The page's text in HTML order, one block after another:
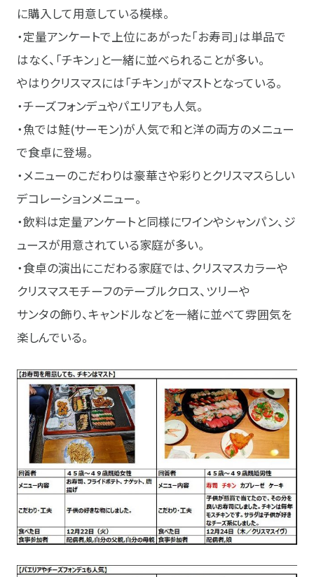
に購入して用意している模様。
・定量アンケートで上位にあがった「お寿司」は単品で
はなく、「チキン」と一緒に並べられることが多い。
やはりクリスマスには「チキン」がマストとなっている。
・チーズフォンデュやパエリアも人気。
・魚では鮭(サーモン)が人気で和と洋の両方のメニュー
で食卓に登場。
・メニューのこだわりは豪華さや彩りとクリスマスらしい
デコレーションメニュー。
・飲料は定量アンケートと同様にワインやシャンパン、ジ
ュースが用意されている家庭が多い。
・食卓の演出にこだわる家庭では、クリスマスカラーや
クリスマスモチーフのテーブルクロス、ツリーや
サンタの飾り、キャンドルなどを一緒に並べて雰囲気を
楽しんでいる。